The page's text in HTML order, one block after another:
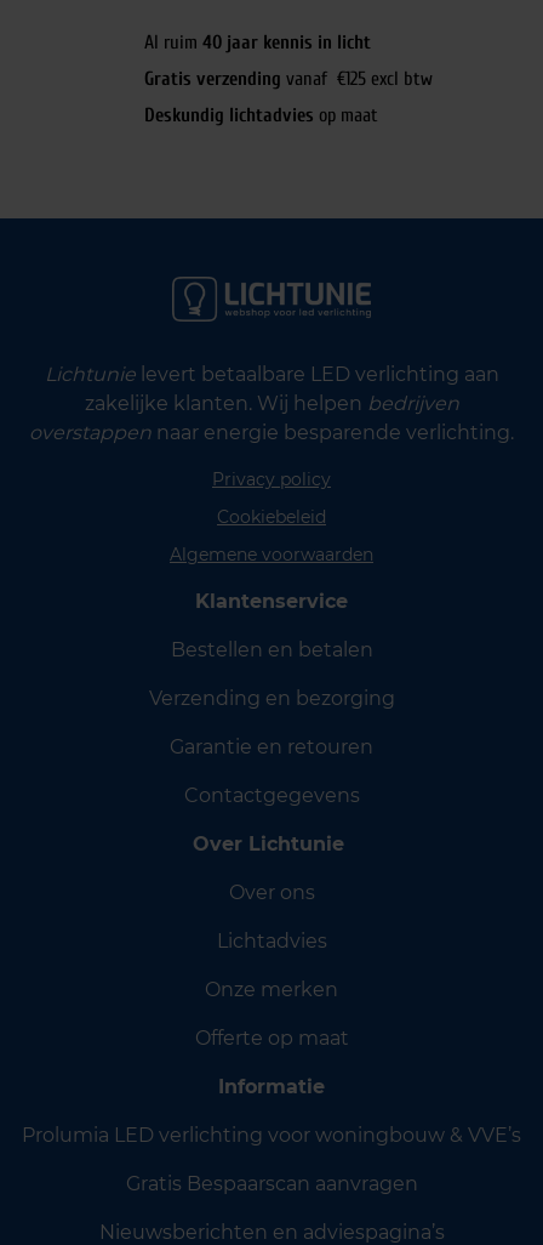
Al ruim 40 jaar kennis in licht
Gratis verzending vanaf €125 excl btw
Deskundig lichtadvies op maat
Lichtunielevert betaalbare LED verlichting aan
zakelijke klanten. Wij helpen bedrijven
overstappen naar energie besparende verlichting.
Privacy policy
Cookiebeleid
Algemene voorwaarden
Klantenservice
Bestellen en betalen
Verzending en bezorging
Garantie en retouren
Contactgegevens
Over Lichtunie
Over ons
Lichtadvies
Onze merken
Offerte op maat
Informatie
Prolumia LED verlichting voor woningbouw & VVE’s
Gratis Bespaarscan aanvragen
Nieuwsberichten en adviespagina’s